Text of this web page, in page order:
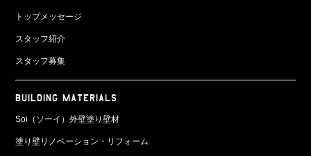
トップメッセージ
スタッフ紹介
スタッフ募集
BUILDING MATERIALS
Soi（ソーイ）外壁塗り壁材
塗り壁リノベーション・リフォーム